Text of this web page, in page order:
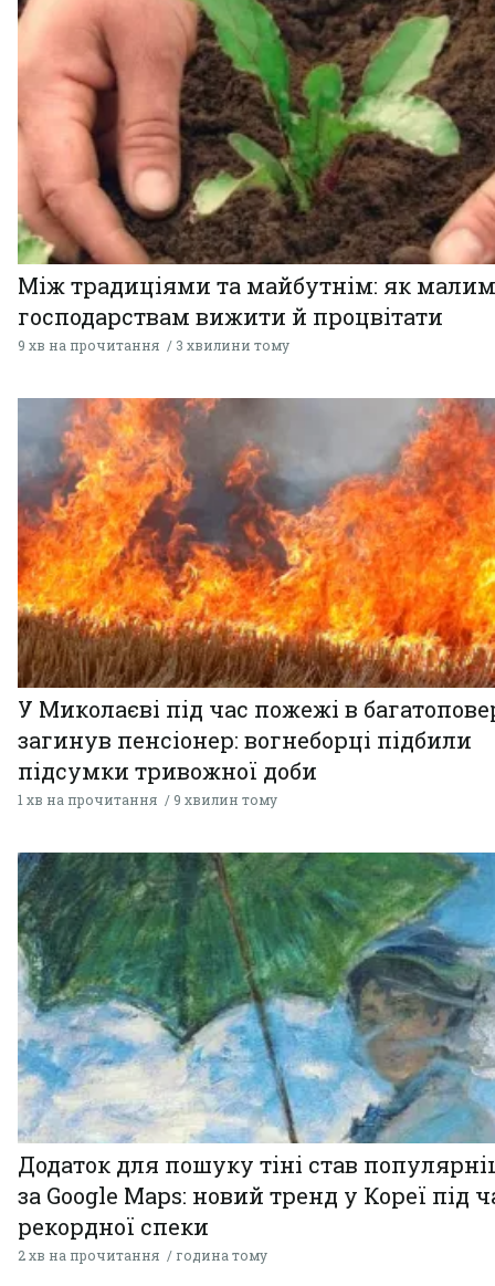
Між традиціями та майбутнім: як малим
господарствам вижити й процвітати
9 хв на прочитання 3 хвилини тому
У Миколаєві під час пожежі в
загинув пенсіонер: вогнеборці підбили
підсумки тривожної доби
1 хв на прочитання 9 хвилин тому
Додаток для пошуку тіні став
за Google Maps: новий тренд у Кореї під
рекордної спеки
2 хв на прочитання година тому